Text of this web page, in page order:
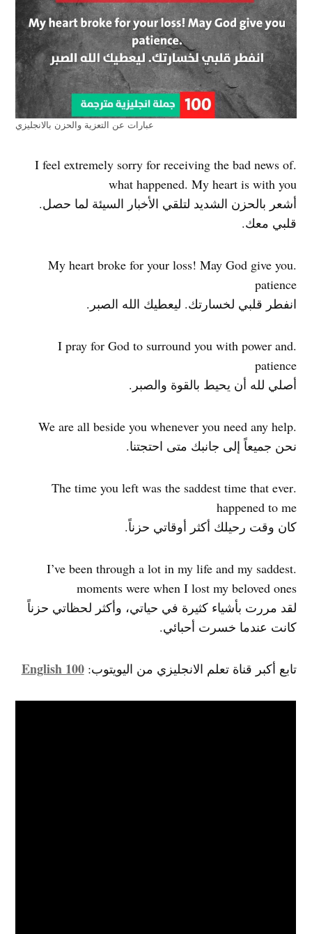
عبارات عن التعزية والحزن بالانجليزي
.I feel extremely sorry for receiving the bad news of
what happened. My heart is with you
أشعر بالحزن الشديد لتلقي الأخبار السيئة لما حصل.
قلبي معك.
.My heart broke for your loss! May God give you
patience
انفطر قلبي لخسارتك. ليعطيك الله الصبر.
.I pray for God to surround you with power and
patience
أصلي لله أن يحيط بالقوة والصبر.
.We are all beside you whenever you need any help
نحن جميعاً إلى جانبك متى احتجتنا.
.The time you left was the saddest time that ever
happened to me
كان وقت رحيلك أكثر أوقاتي حزناً.
.I’ve been through a lot in my life and my saddest
moments were when I lost my beloved ones
لقد مررت بأشياء كثيرة في حياتي، وأكثر لحظاتي حزناً
كانت عندما خسرت أحبائي.
تابع أكبر قناة تعلم الانجليزي من اليويتوب:English 100